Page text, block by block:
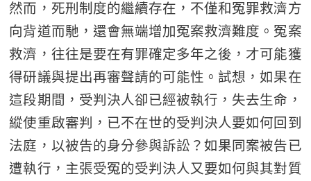
然而，死刑制度的繼續存在，不僅和冤罪救濟方
向背道而馳，還會無端增加冤案救濟難度。冤案
救濟，往往是要在有罪確定多年之後，才可能獲
得研議與提出再審聲請的可能性。試想，如果在
這段期間，受判決人卻已經被執行，失去生命，
縱使重啟審判，已不在世的受判決人要如何回到
法庭，以被告的身分參與訴訟？如果同案被告已
遭執行，主張受冤的受判決人又要如何與其對質